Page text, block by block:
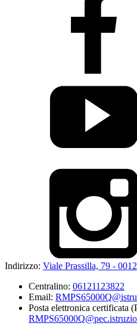
Indirizzo: Viale Prassilla, 79 -
Centralino: 06121123822
Email:
Posta elettronica certificata